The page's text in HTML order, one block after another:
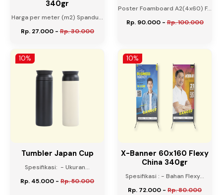
340gr
Harga per meter (m2) Spandu...
Rp. 27.000-Rp. 30.000
Poster Foamboard A2(4x60) F...
Rp. 90.000-Rp. 100.000
10%
Tumbler Japan Cup
Spesifikasi: - Ukuran...
Rp. 45.000 - Rp. 50.000
10%
X-Banner 60x160 Flexy
China 340gr
Spesifikasi : - Bahan Flexy...
Rp. 72.000 - Rp. 80.000